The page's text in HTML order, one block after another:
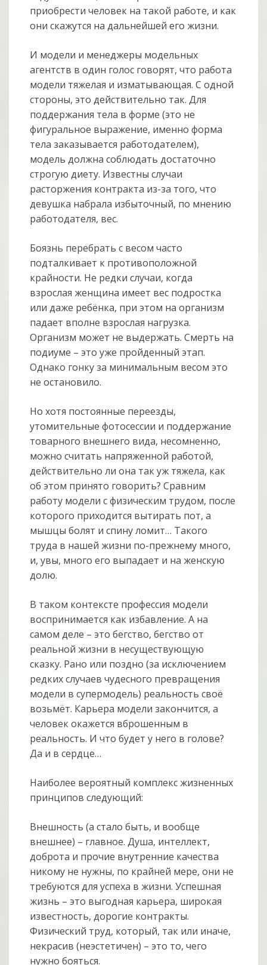
приобрести человек на такой работе, и как
они скажутся на дальнейшей его жизни.
И модели и менеджеры модельных
агентств в один голос говорят, что работа
модели тяжелая и изматывающая. С одной
стороны, это действительно так. Для
поддержания тела в форме (это не
фигуральное выражение, именно форма
тела заказывается работодателем),
модель должна соблюдать достаточно
строгую диету. Известны случаи
расторжения контракта из-за того, что
девушка набрала избыточный, по мнению
работодателя, вес.
Боязнь перебрать с весом часто
подталкивает к противоположной
крайности. Не редки случаи, когда
взрослая женщина имеет вес подростка
или даже ребёнка, при этом на организм
падает вполне взрослая нагрузка.
Организм может не выдержать. Смерть на
подиуме – это уже пройденный этап.
Однако гонку за минимальным весом это
не остановило.
Но хотя постоянные переезды,
утомительные фотосессии и поддержание
товарного внешнего вида, несомненно,
можно считать напряженной работой,
действительно ли она так уж тяжела, как
об этом принято говорить? Сравним
работу модели с физическим трудом, после
которого приходится вытирать пот, а
мышцы болят и спину ломит… Такого
труда в нашей жизни по-прежнему много,
и, увы, много его выпадает и на женскую
долю.
В таком контексте профессия модели
воспринимается как избавление. А на
самом деле – это бегство, бегство от
реальной жизни в несуществующую
сказку. Рано или поздно (за исключением
редких случаев чудесного превращения
модели в супермодель) реальность своё
возьмёт. Карьера модели закончится, а
человек окажется вброшенным в
реальность. И что будет у него в голове?
Да и в сердце…
Наиболее вероятный комплекс жизненных
принципов следующий:
Внешность (а стало быть, и вообще
внешнее) – главное. Душа, интеллект,
доброта и прочие внутренние качества
никому не нужны, по крайней мере, они не
требуются для успеха в жизни. Успешная
жизнь – это выгодная карьера, широкая
известность, дорогие контракты.
Физический труд, который, так или иначе,
некрасив (неэстетичен) – это то, чего
нужно бояться.